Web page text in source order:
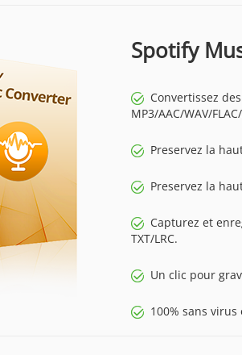
Spotify
Convertissez
MP3/AAC/WAV/
Preservez la
Preservez la
Capturez et
TXT/LRC.
Un clic pour
100% sans